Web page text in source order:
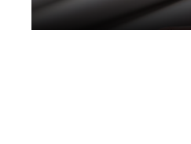
CIteste mai departe